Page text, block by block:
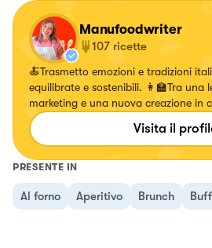
Manufoodwriter
107 ricette
🍝Trasmetto emozioni e tradizioni
equilibrate e sostenibili. 👩‍🏫Tra una
marketing e una nuova creazione in
mondo del cibo con gusto e creatività.
Visita il
PRESENTE IN
Al forno Aperitivo Brunch